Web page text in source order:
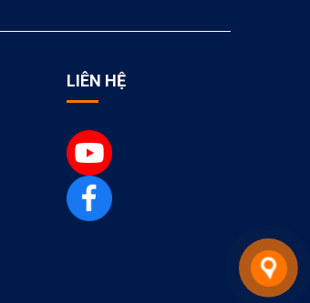
LIÊN HỆ